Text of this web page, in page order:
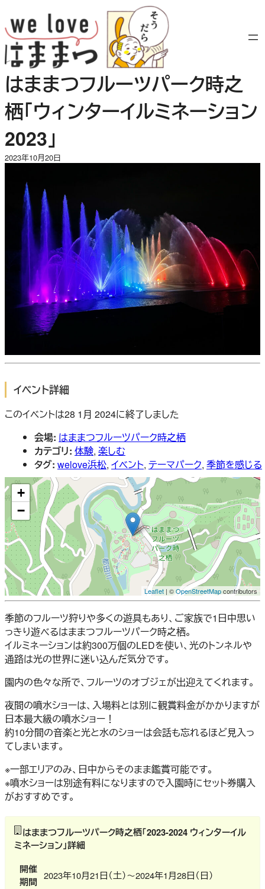
容
を
ス
キ
ッ
プ
はままつフルーツパーク時之
栖「ウィンターイルミネーション
2023」
2023年10月20日
イベント詳細
このイベントは28 1月 2024に終了しました
会場: はままつフルーツパーク時之栖
カテゴリ: 体験, 楽しむ
タグ: welove浜松, イベント, テーマパーク, 季節を感じる
+
−
Leaflet | ©OpenStreetMapcontributors
季節のフルーツ狩りや多くの遊具もあり、ご家族で1日中思い
っきり遊べるはままつフルーツパーク時之栖。
イルミネーションは約300万個のLEDを使い、光のトンネルや
通路は光の世界に迷い込んだ気分です。
園内の色々な所で、フルーツのオブジェが出迎えてくれます。
夜間の噴水ショーは、入場料とは別に観賞料金がかかりますが
日本最大級の噴水ショー！
約10分間の音楽と光と水のショーは会話も忘れるほど見入っ
てしまいます。
※一部エリアのみ、日中からそのまま鑑賞可能です。
※噴水ショーは別途有料になりますので入園時にセット券購入
がおすすめです。
はままつフルーツパーク時之栖「2023-2024 ウィンターイル
ミネーション」詳細
開催
期間
2023年10月21日（土）～2024年1月28日（日）